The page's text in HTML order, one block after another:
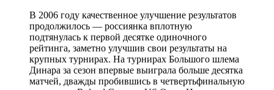
В 2006 году качественное улучшение результатов
продолжилось — россиянка вплотную
подтянулась к первой десятке одиночного
рейтинга, заметно улучшив свои результаты на
крупных турнирах. На турнирах Большого шлема
Динара за сезон впервые выиграла больше десятка
матчей, дважды пробившись в четвертьфинальную